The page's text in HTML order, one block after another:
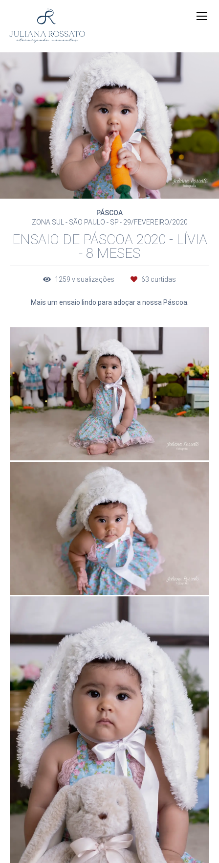
PÁSCOA
ZONA SUL - SÃO PAULO - SP
29/FEVEREIRO/2020
ENSAIO DE PÁSCOA 2020 - LÍVIA
- 8 MESES
1259 visualizações 63 curtidas
Mais um ensaio lindo para adoçar a nossa Páscoa.